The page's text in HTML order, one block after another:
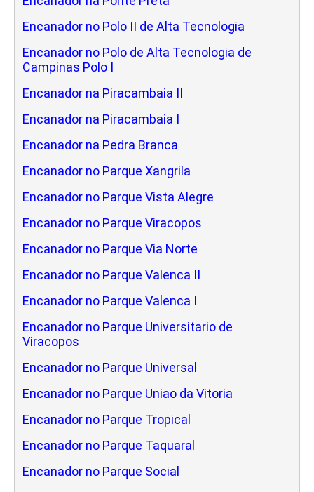
Encanador no Polo II de Alta Tecnologia
Encanador no Polo de Alta Tecnologia de
Campinas Polo I
Encanador na Piracambaia II
Encanador na Piracambaia I
Encanador na Pedra Branca
Encanador no Parque Xangrila
Encanador no Parque Vista Alegre
Encanador no Parque Viracopos
Encanador no Parque Via Norte
Encanador no Parque Valenca II
Encanador no Parque Valenca I
Encanador no Parque Universitario de
Viracopos
Encanador no Parque Universal
Encanador no Parque Uniao da Vitoria
Encanador no Parque Tropical
Encanador no Parque Taquaral
Encanador no Parque Social